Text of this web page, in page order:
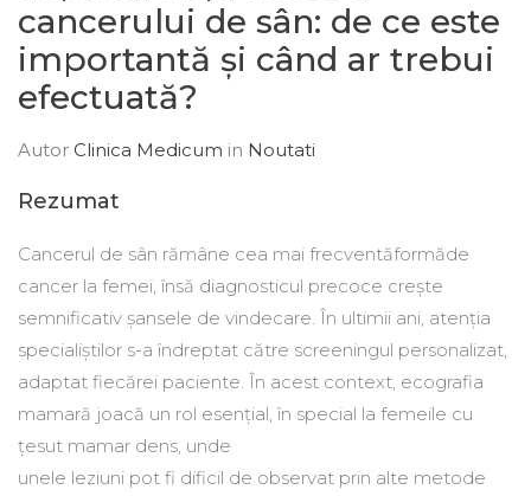
cancerului de sân: de ce este
importantă și când ar trebui
efectuată?
Autor Clinica Medicum in Noutati
Rezumat
Cancerul de sân rămâne cea mai frecventăformăde
cancer la femei, însă diagnosticul precoce crește
semnificativ șansele de vindecare. În ultimii ani, atenția
specialiștilor s-a îndreptat către screeningul personalizat,
adaptat fiecărei paciente. În acest context, ecografia
mamară joacă un rol esențial, în special la femeile cu
țesut mamar dens, unde
unele leziuni pot fi dificil de observat prin alte metode